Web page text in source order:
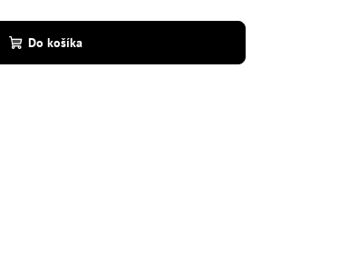
Do košíka